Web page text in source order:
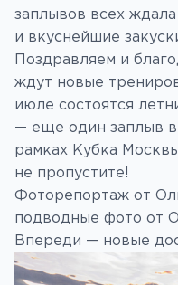
заплывов всех
и вкуснейшие
Поздравляем и
ждут новые
июле состоятся
— еще один заплыв
рамках Кубка
не пропустите!
Фоторепортаж от
подводные фото от
Впереди — новые